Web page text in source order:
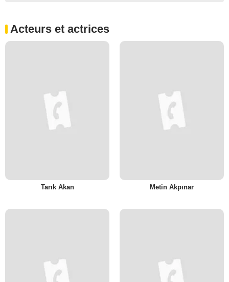
Acteurs et actrices
Tarık Akan Metin Akpınar